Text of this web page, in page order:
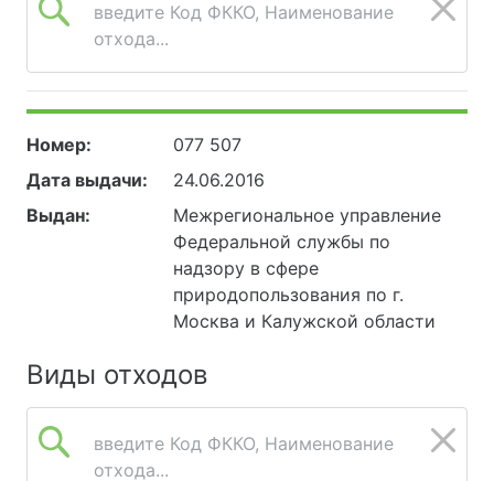
введите Код ФККО, Наименование
отхода...
Номер:
077 507
Дата выдачи:
24.06.2016
Выдан:
Межрегиональное управление
Федеральной службы по
надзору в сфере
природопользования по г.
Москва и Калужской области
Виды отходов
введите Код ФККО, Наименование
отхода...